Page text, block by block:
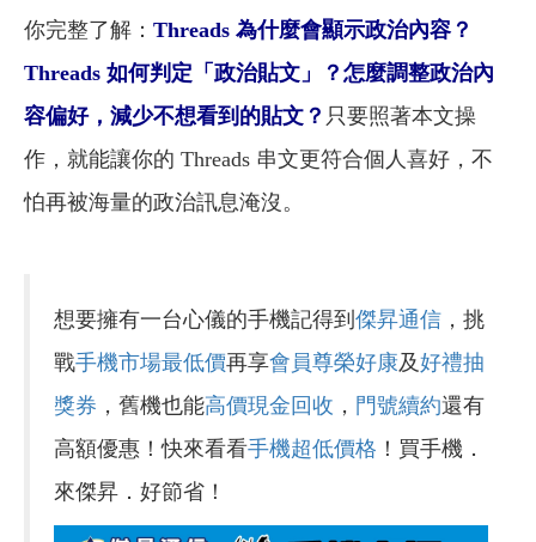
你完整了解： Threads 為什麼會顯示政治內容？
Threads 如何判定「政治貼文」？怎麼調整政治內
容偏好，減少不想看到的貼文？ 只要照著本文操
作，就能讓你的 Threads 串文更符合個人喜好，不
怕再被海量的政治訊息淹沒。
想要擁有一台心儀的手機記得到 傑昇通信 ，挑
戰手機市場最低價再享會員尊榮好康及好禮抽
獎券 ，舊機也能高價現金回收 ， 門號續約還有
高額優惠！快來看看手機超低價格 ！買手機．
來傑昇．好節省！